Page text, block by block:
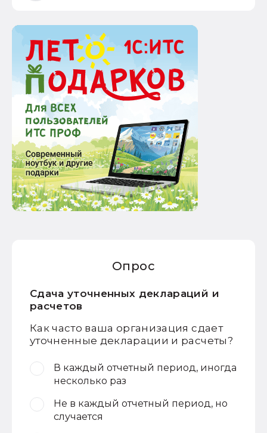
Опрос
Сдача уточненных деклараций и
расчетов
Как часто ваша организация сдает
уточненные декларации и расчеты?
В каждый отчетный период, иногда
несколько раз
Не в каждый отчетный период, но
случается